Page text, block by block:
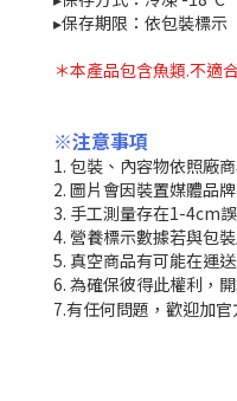
▸保存期限：依包裝標示
＊本產品包含魚類.不適
※注意事項
1. 包裝、內容物依照廠
2. 圖片會因裝置媒體品
3. 手工測量存在1-4cm
4. 營養標示數據若與包
5. 真空商品有可能在運
6. 為確保彼得此權利，
7.有任何問題，歡迎加